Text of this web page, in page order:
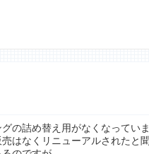
の詰め替え用がなくなっていま
はなくリニューアルされたと